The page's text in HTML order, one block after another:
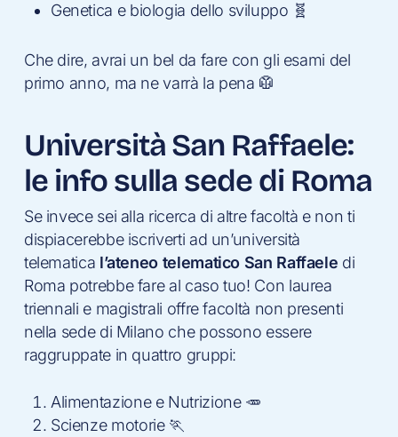
Genetica e biologia dello sviluppo 🧬
Che dire, avrai un bel da fare con gli esami del
primo anno, ma ne varrà la pena 🥼
Università San Raffaele:
le info sulla sede di Roma
Se invece sei alla ricerca di altre facoltà e non ti
dispiacerebbe iscriverti ad un’università
telematica l’ateneo telematico San Raffaele di
Roma potrebbe fare al caso tuo! Con laurea
triennali e magistrali offre facoltà non presenti
nella sede di Milano che possono essere
raggruppate in quattro gruppi:
Alimentazione e Nutrizione 🥕
Scienze motorie 🏃